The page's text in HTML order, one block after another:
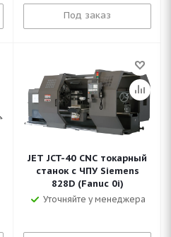
Под заказ
JET JCT-40 CNC токарный
станок с ЧПУ Siemens
828D (Fanuc 0i)
Уточняйте у менеджера